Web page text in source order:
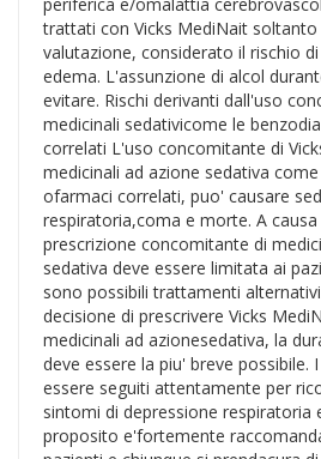
trattati con Vicks MediNait
valutazione, considerato il rischio
edema. L'assunzione di alcol
evitare. Rischi derivanti dall'uso
medicinali sedativicome le
correlati L'uso concomitante di
medicinali ad azione sedativa
ofarmaci correlati, puo' causare
respiratoria,coma e morte. A
prescrizione concomitante di
sedativa deve essere limitata ai
sono possibili trattamenti
decisione di prescrivere Vicks
medicinali ad azionesedativa, la
deve essere la piu' breve possibile.
essere seguiti attentamente per
sintomi di depressione respiratoria
proposito e'fortemente